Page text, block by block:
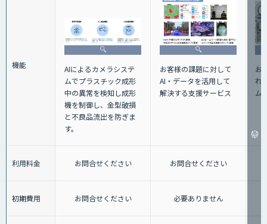
機能
AIによるカメラシステ
ムでプラスチック成形
中の異常を検知し成形
機を制御し、金型破損
と不良品流出を防ぎま
す。
お客様の課題に対して
AI・データを活用して
解決する支援サービス
お
れ
ム
利用料金 お問合せください お問合せください
初期費用 お問合せください 必要ありません